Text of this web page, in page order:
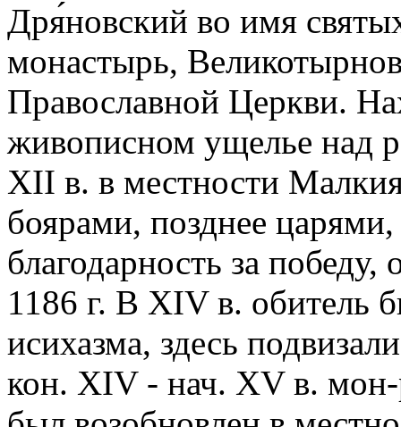
Дря́новский во имя
монастырь,
Православной Церкви.
живописном ущелье над
XII в. в местности
боярами, позднее
благодарность за
1186 г. В ХIV в. обитель
исихазма, здесь
кон. XIV - нач. ХV в.